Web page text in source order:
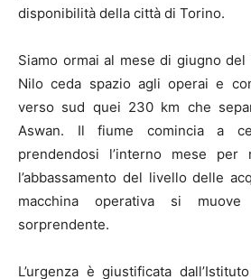
disponibilità della città di Torino.
Siamo ormai al mese di giugno
Nilo ceda spazio agli operai e
verso sud quei 230 km che
Aswan. Il fiume comincia a
prendendosi l’interno mese per
l’abbassamento del livello delle
macchina operativa si
sorprendente.
L’urgenza è giustificata